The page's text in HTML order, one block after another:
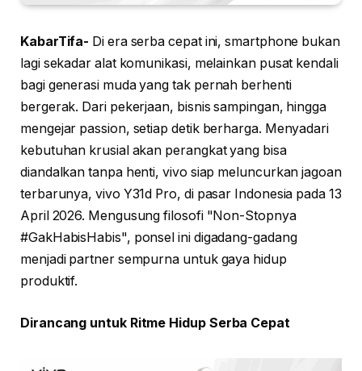
KabarTifa- Di era serba cepat ini, smartphone bukan
lagi sekadar alat komunikasi, melainkan pusat kendali
bagi generasi muda yang tak pernah berhenti
bergerak. Dari pekerjaan, bisnis sampingan, hingga
mengejar passion, setiap detik berharga. Menyadari
kebutuhan krusial akan perangkat yang bisa
diandalkan tanpa henti, vivo siap meluncurkan jagoan
terbarunya, vivo Y31d Pro, di pasar Indonesia pada 13
April 2026. Mengusung filosofi "Non-Stopnya
#GakHabisHabis", ponsel ini digadang-gadang
menjadi partner sempurna untuk gaya hidup
produktif.
Dirancang untuk Ritme Hidup Serba Cepat